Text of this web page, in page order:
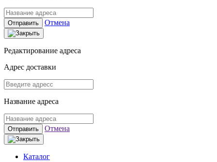
Отправить Отмена
Редактирование адреса
Адрес доставки
Название адреса
Отправить Отмена
Каталог